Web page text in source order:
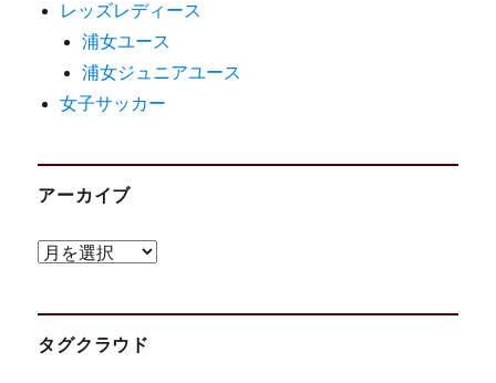
レッズレディース
浦女ユース
浦女ジュニアユース
女子サッカー
アーカイブ
ア
カ
イ
タグクラウド